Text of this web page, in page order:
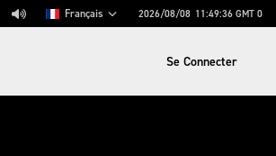
Français 2026/08/08 11:49:36 GMT 0
Se Connecter